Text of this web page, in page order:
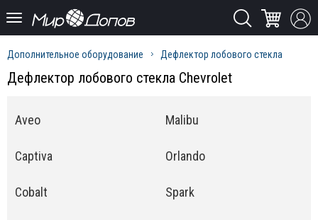
Дополнительное оборудование Дефлектор лобового стекла
Дефлектор лобового стекла Chevrolet
Aveo
Captiva
Cobalt
Malibu
Orlando
Spark